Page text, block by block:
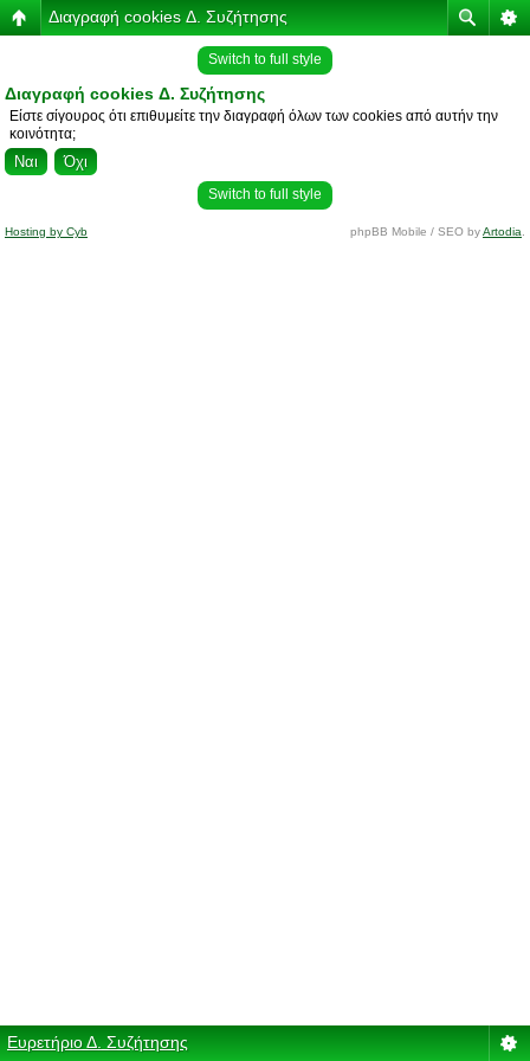
Διαγραφή cookies Δ. Συζήτησης
Switch to full style
Διαγραφή cookies Δ. Συζήτησης
Είστε σίγουρος ότι επιθυμείτε την διαγραφή όλων των cookies από αυτήν την
κοινότητα;
Switch to full style
Hosting by Cyb phpBB Mobile / SEO byArtodia
Ευρετήριο Δ. Συζήτησης